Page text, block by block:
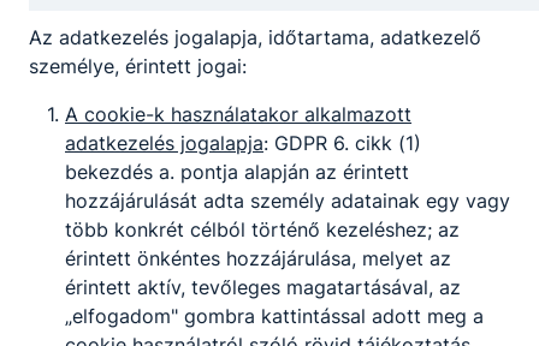
az adott tanév hátralévő részében,
amennyiben igazolatlan mulasztásainak száma
eléri a 6 foglalkozást;
ha szakképzési munkaszerződéssel duális
szakmai oktatásban vesz részt,
a tanulói jogviszony szünetelése esetén.
További információk:
Az ösztöndíj folyósításáról a Nemzeti
Szakképzési és Felnőttképzési Hivatal a tanuló
által a szakképző intézménnyel közölt és a KRÉTA
Az adatkezelés jogalapja, időtartama, adatkezelő
személye, érintett jogai:
A cookie-k használatakor alkalmazott
adatkezelés jogalapja: GDPR 6. cikk (1)
bekezdés a. pontja alapján az érintett
hozzájárulását adta személy adatainak egy vagy
több konkrét célból történő kezeléshez; az
érintett önkéntes hozzájárulása, melyet az
érintett aktív, tevőleges magatartásával, az
„elfogadom" gombra kattintással adott meg a